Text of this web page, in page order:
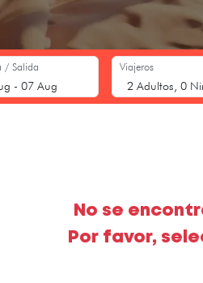
/ Salida Viajeros
No se
Por favor,